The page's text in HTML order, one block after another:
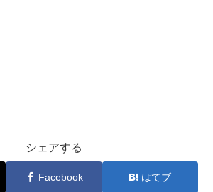
シェアする
Facebook はてブ